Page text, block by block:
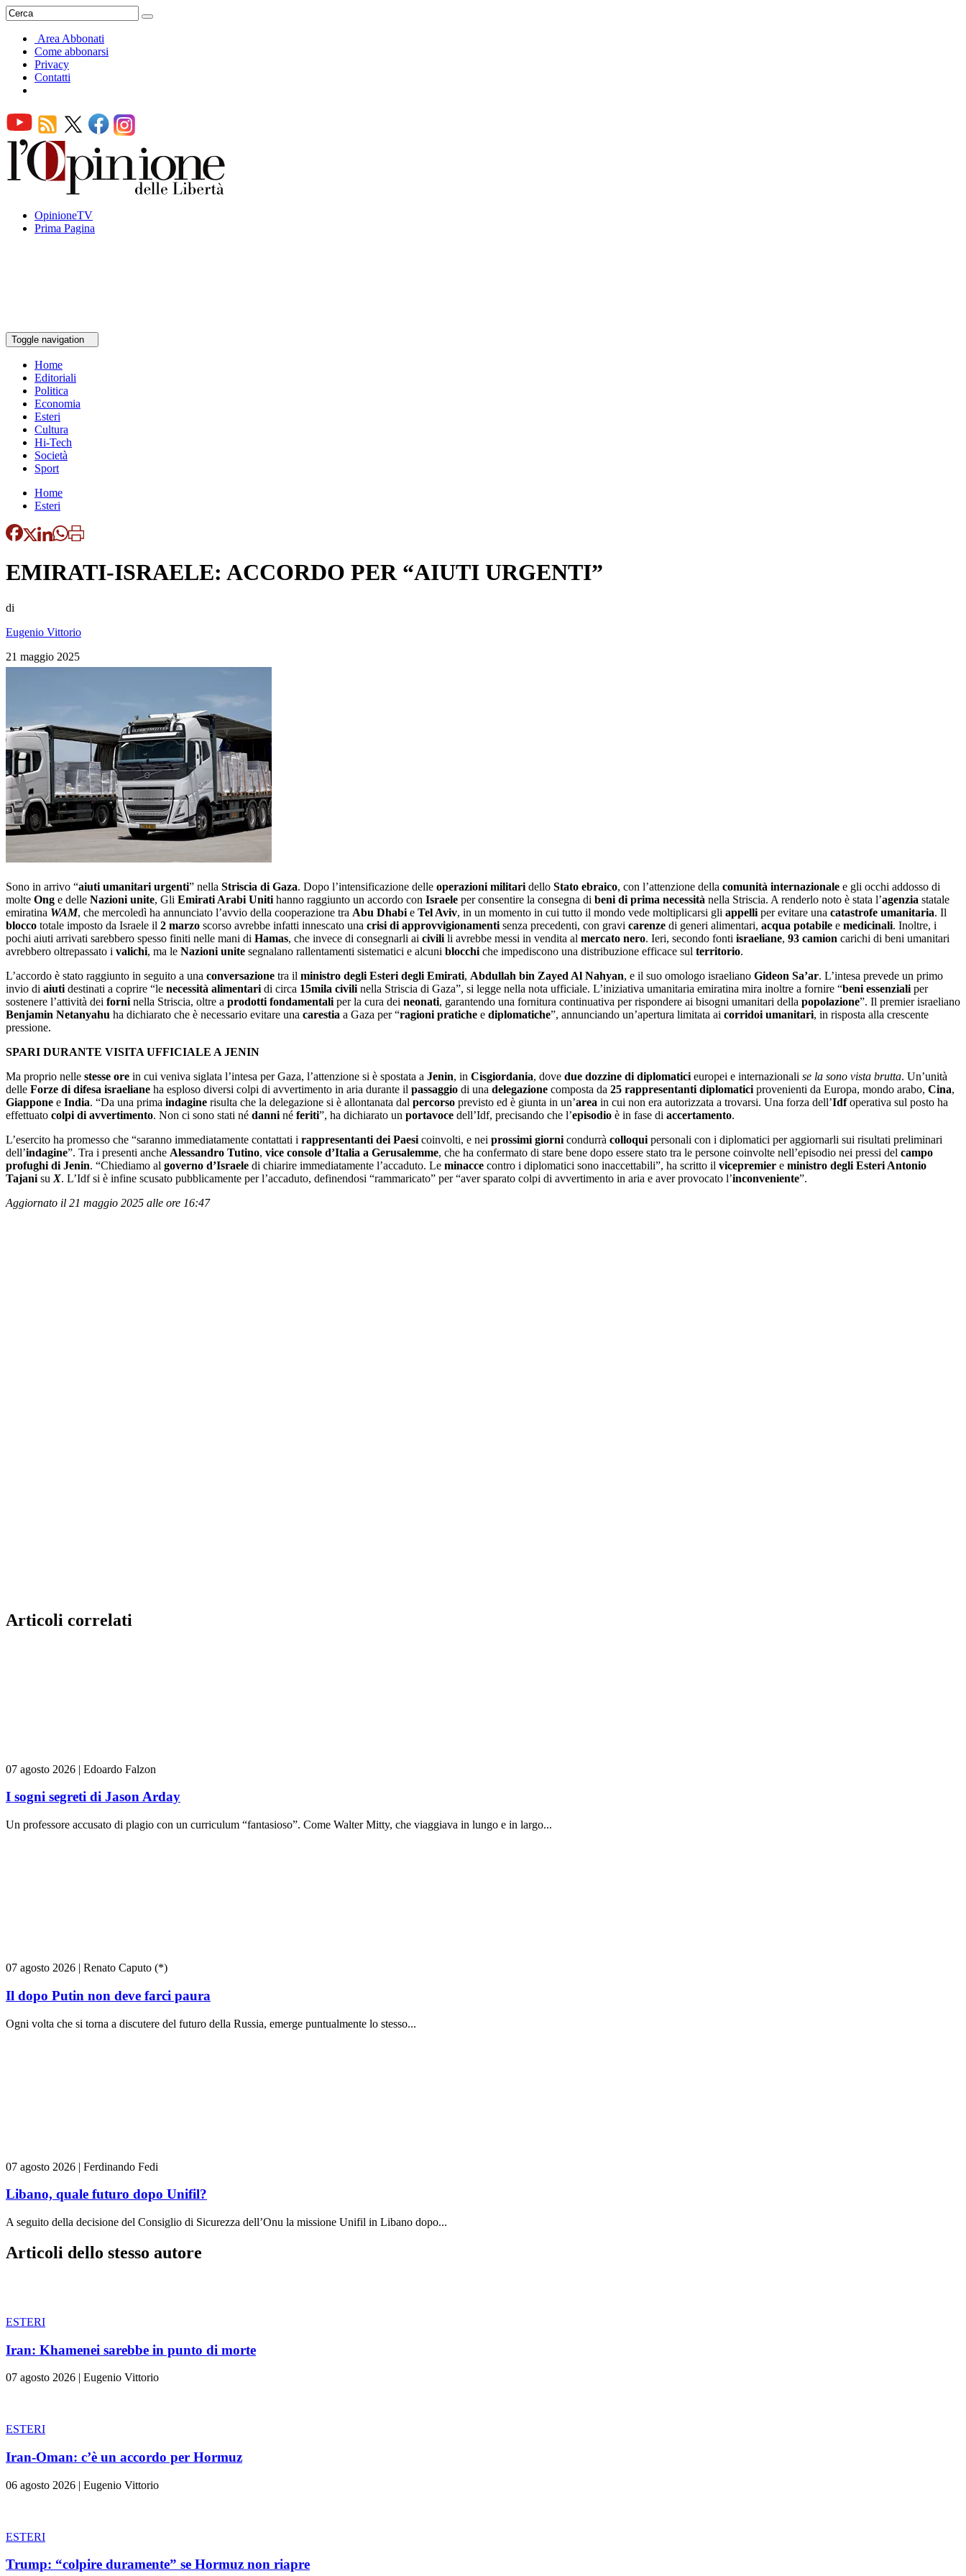
Area Abbonati
Come abbonarsi
Privacy
Contatti
OpinioneTV
Prima Pagina
Toggle navigation
Home
Editoriali
Politica
Economia
Esteri
Cultura
Hi-Tech
Società
Sport
Home
Esteri
EMIRATI-ISRAELE: ACCORDO PER “AIUTI URGENTI”
di
Eugenio Vittorio
21 maggio 2025
Sono in arrivo “aiuti umanitari urgenti” nella Striscia di Gaza. Dopo l’intensificazione delle operazioni militari dello Stato ebraico, con l’attenzione della comunità internazionale e gli occhi addosso di
molte Ong e delle Nazioni unite, Gli Emirati Arabi Uniti hanno raggiunto un accordo con Israele per consentire la consegna di beni di prima necessità nella Striscia. A renderlo noto è stata l’agenzia statale
emiratina WAM, che mercoledì ha annunciato l’avvio della cooperazione tra Abu Dhabi e Tel Aviv, in un momento in cui tutto il mondo vede moltiplicarsi gli appelli per evitare una catastrofe umanitaria. Il
blocco totale imposto da Israele il 2 marzo scorso avrebbe infatti innescato una crisi di approvvigionamenti senza precedenti, con gravi carenze di generi alimentari, acqua potabile e medicinali. Inoltre, i
pochi aiuti arrivati sarebbero spesso finiti nelle mani di Hamas, che invece di consegnarli ai civili li avrebbe messi in vendita al mercato nero. Ieri, secondo fonti israeliane, 93 camion carichi di beni umanitari
avrebbero oltrepassato i valichi, ma le Nazioni unite segnalano rallentamenti sistematici e alcuni blocchi che impediscono una distribuzione efficace sul territorio.
L’accordo è stato raggiunto in seguito a una conversazione tra il ministro degli Esteri degli Emirati, Abdullah bin Zayed Al Nahyan, e il suo omologo israeliano Gideon Sa’ar. L’intesa prevede un primo
invio di aiuti destinati a coprire “le necessità alimentari di circa 15mila civili nella Striscia di Gaza”, si legge nella nota ufficiale. L’iniziativa umanitaria emiratina mira inoltre a fornire “beni essenziali per
sostenere l’attività dei forni nella Striscia, oltre a prodotti fondamentali per la cura dei neonati, garantendo una fornitura continuativa per rispondere ai bisogni umanitari della popolazione”. Il premier israeliano
Benjamin Netanyahu ha dichiarato che è necessario evitare una carestia a Gaza per “ragioni pratiche e diplomatiche”, annunciando un’apertura limitata ai corridoi umanitari, in risposta alla crescente
pressione.
SPARI DURANTE VISITA UFFICIALE A JENIN
Ma proprio nelle stesse ore in cui veniva siglata l’intesa per Gaza, l’attenzione si è spostata a Jenin, in Cisgiordania, dove due dozzine di diplomatici europei e internazionali se la sono vista brutta. Un’unità
delle Forze di difesa israeliane ha esploso diversi colpi di avvertimento in aria durante il passaggio di una delegazione composta da 25 rappresentanti diplomatici provenienti da Europa, mondo arabo, Cina,
Giappone e India. “Da una prima indagine risulta che la delegazione si è allontanata dal percorso previsto ed è giunta in un’area in cui non era autorizzata a trovarsi. Una forza dell’Idfoperativa sul posto ha
effettuato colpi di avvertimento. Non ci sono stati né danni né feriti”, ha dichiarato un portavoce dell’Idf, precisando che l’episodio è in fase di accertamento.
L’esercito ha promesso che “saranno immediatamente contattati i rappresentanti dei Paesi coinvolti, e nei prossimi giorni condurrà colloqui personali con i diplomatici per aggiornarli sui risultati preliminari
dell’indagine”. Tra i presenti anche Alessandro Tutino, vice console d’Italia a Gerusalemme, che ha confermato di stare bene dopo essere stato tra le persone coinvolte nell’episodio nei pressi del campo
profughi di Jenin. “Chiediamo al governo d’Israele di chiarire immediatamente l’accaduto. Le minacce contro i diplomatici sono inaccettabili”, ha scritto il vicepremier e ministro degli Esteri Antonio
Tajani su X. L’Idf si è infine scusato pubblicamente per l’accaduto, definendosi “rammaricato” per “aver sparato colpi di avvertimento in aria e aver provocato l’inconveniente”.
Aggiornato il 21 maggio 2025 alle ore 16:47
Articoli correlati
07 agosto 2026 | Edoardo Falzon
I sogni segreti di Jason Arday
Un professore accusato di plagio con un curriculum “fantasioso”. Come Walter Mitty, che viaggiava in lungo e in largo...
07 agosto 2026 | Renato Caputo (*)
Il dopo Putin non deve farci paura
Ogni volta che si torna a discutere del futuro della Russia, emerge puntualmente lo stesso...
07 agosto 2026 | Ferdinando Fedi
Libano, quale futuro dopo Unifil?
A seguito della decisione del Consiglio di Sicurezza dell’Onu la missione Unifil in Libano dopo...
Articoli dello stesso autore
ESTERI
Iran: Khamenei sarebbe in punto di morte
07 agosto 2026 | Eugenio Vittorio
ESTERI
Iran-Oman: c’è un accordo per Hormuz
06 agosto 2026 | Eugenio Vittorio
ESTERI
Trump: “colpire duramente” se Hormuz non riapre